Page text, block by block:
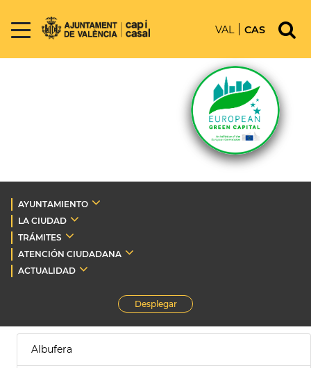
VAL CAS
AYUNTAMIENTO
LA CIUDAD
TRÁMITES
ATENCIÓN CIUDADANA
ACTUALIDAD
Desplegar
Albufera